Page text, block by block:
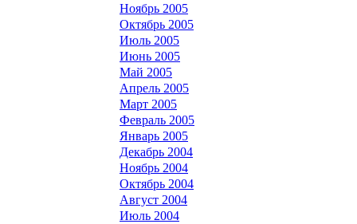
Ноябрь 2005
Октябрь 2005
Июль 2005
Июнь 2005
Май 2005
Апрель 2005
Март 2005
Февраль 2005
Январь 2005
Декабрь 2004
Ноябрь 2004
Октябрь 2004
Август 2004
Июль 2004